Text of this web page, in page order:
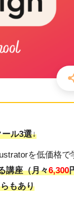
ル3選↓
を低価格で
講座（月々6,300
もあり